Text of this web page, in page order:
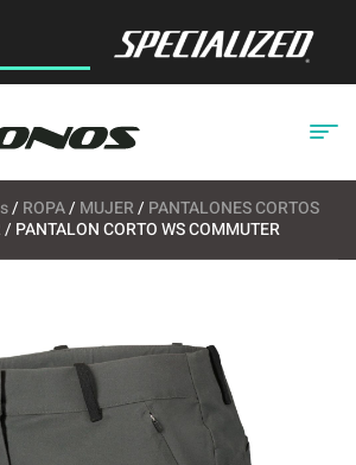
/ ROPA/ MUJER/ PANTALONES CORTOS
/ PANTALON CORTO WS COMMUTER